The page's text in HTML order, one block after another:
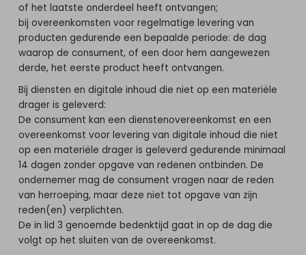
of het laatste onderdeel heeft ontvangen;
bij overeenkomsten voor regelmatige levering van
producten gedurende een bepaalde periode: de dag
waarop de consument, of een door hem aangewezen
derde, het eerste product heeft ontvangen.
Bij diensten en digitale inhoud die niet op een materiële
drager is geleverd:
De consument kan een dienstenovereenkomst en een
overeenkomst voor levering van digitale inhoud die niet
op een materiële drager is geleverd gedurende minimaal
14 dagen zonder opgave van redenen ontbinden. De
ondernemer mag de consument vragen naar de reden
van herroeping, maar deze niet tot opgave van zijn
reden(en) verplichten.
De in lid 3 genoemde bedenktijd gaat in op de dag die
volgt op het sluiten van de overeenkomst.